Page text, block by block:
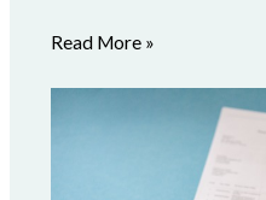
Read More »